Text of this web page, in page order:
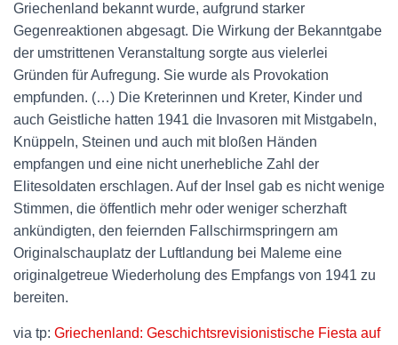
Griechenland bekannt wurde, aufgrund starker
Gegenreaktionen abgesagt. Die Wirkung der Bekanntgabe
der umstrittenen Veranstaltung sorgte aus vielerlei
Gründen für Aufregung. Sie wurde als Provokation
empfunden. (…) Die Kreterinnen und Kreter, Kinder und
auch Geistliche hatten 1941 die Invasoren mit Mistgabeln,
Knüppeln, Steinen und auch mit bloßen Händen
empfangen und eine nicht unerhebliche Zahl der
Elitesoldaten erschlagen. Auf der Insel gab es nicht wenige
Stimmen, die öffentlich mehr oder weniger scherzhaft
ankündigten, den feiernden Fallschirmspringern am
Originalschauplatz der Luftlandung bei Maleme eine
originalgetreue Wiederholung des Empfangs von 1941 zu
bereiten.
via tp: Griechenland: Geschichtsrevisionistische Fiesta auf